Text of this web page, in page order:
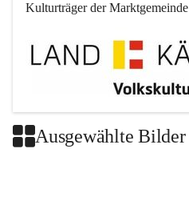
Kulturträger der Marktgemeinde
Ausgewählte Bilder